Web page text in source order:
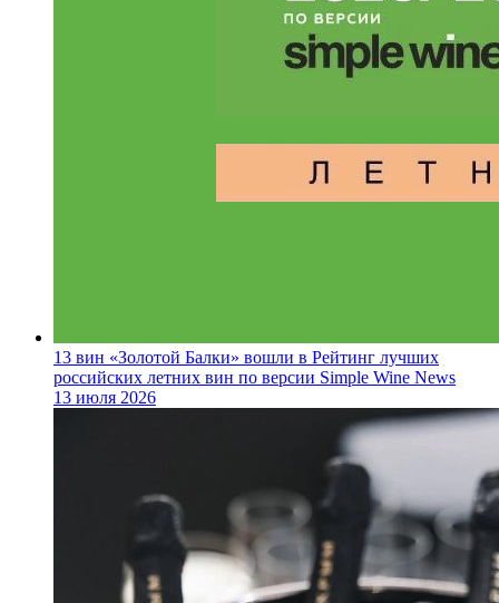
13 вин «Золотой Балки» вошли в Рейтинг лучших
российских летних вин по версии Simple Wine News
13 июля 2026